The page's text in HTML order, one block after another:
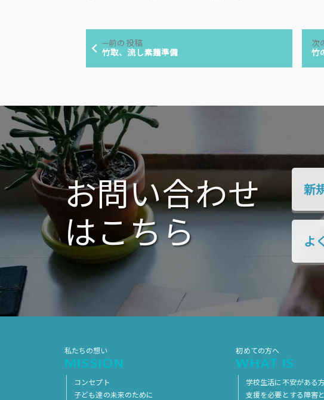
ゲ
ー
シ
ョ
ン
前の投稿前
の
竹取、流し素麺準備
次
竹
お問い合わせ
はこちら
新
よ
私たちの想い
MISSION
コンセプト
子ども達の未来のために
初めての方へ
WHAT IS
学校生活に不安がある
支援を必要とする障害